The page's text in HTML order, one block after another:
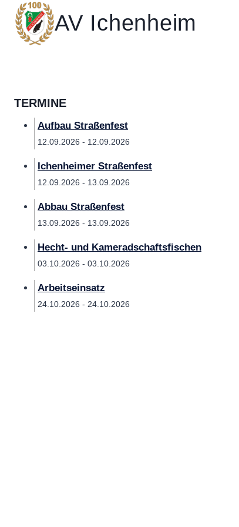
Zum
Inhalt
springen
AV Ichenheim
TERMINE
Aufbau Straßenfest
12.09.2026 - 12.09.2026
Ichenheimer Straßenfest
12.09.2026 - 13.09.2026
Abbau Straßenfest
13.09.2026 - 13.09.2026
Hecht- und Kameradschaftsfischen
03.10.2026 - 03.10.2026
Arbeitseinsatz
24.10.2026 - 24.10.2026